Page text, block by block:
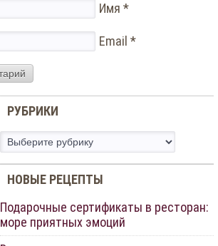
Имя *
Email *
РУБРИКИ
Рубрики
НОВЫЕ РЕЦЕПТЫ
Подарочные сертификаты в ресторан:
море приятных эмоций